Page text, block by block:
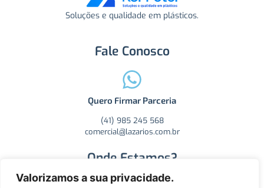
Valorizamos a sua privacidade.
Soluções e qualidade em plásticos.
Fale Conosco
Quero Firmar Parceria
(41) 985 245 568
comercial@lazarios.com.br
Onde Estamos?